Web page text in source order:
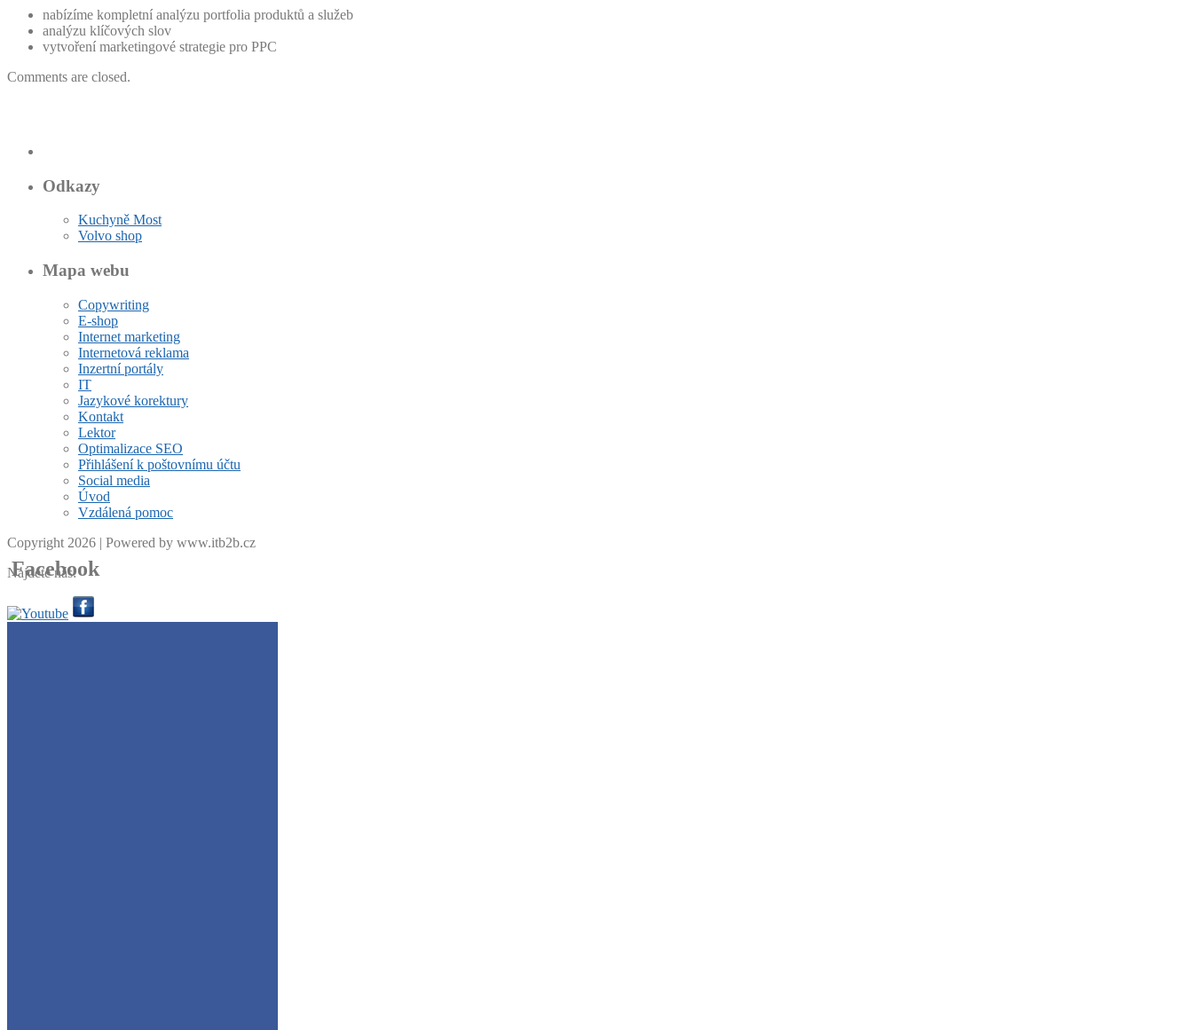
nabízíme kompletní analýzu portfolia produktů a služeb
analýzu klíčových slov
vytvoření marketingové strategie pro PPC
Comments are closed.
Odkazy
Kuchyně Most
Volvo shop
Mapa webu
Copywriting
E-shop
Internet marketing
Internetová reklama
Inzertní portály
IT
Jazykové korektury
Kontakt
Lektor
Optimalizace SEO
Přihlášení k poštovnímu účtu
Social media
Úvod
Vzdálená pomoc
Copyright 2026 | Powered by www.itb2b.cz
Najdete nás:
Facebook
Get the Facebook Likebox Slider Pro for WordPress